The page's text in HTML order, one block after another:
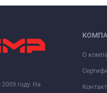
году. На
О